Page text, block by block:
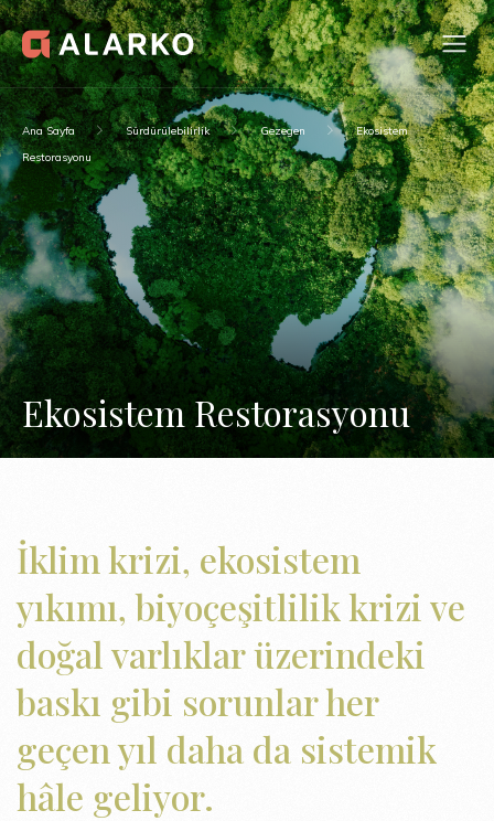
Ana Sayfa Sürdürülebilirlik Gezegen
Ekosistem
Restorasyonu
Ekosistem Restorasyonu
İklim krizi, ekosistem
yıkımı, biyoçeşitlilik krizi ve
doğal varlıklar üzerindeki
baskı gibi sorunlar her
geçen yıl daha da sistemik
hâle geliyor.